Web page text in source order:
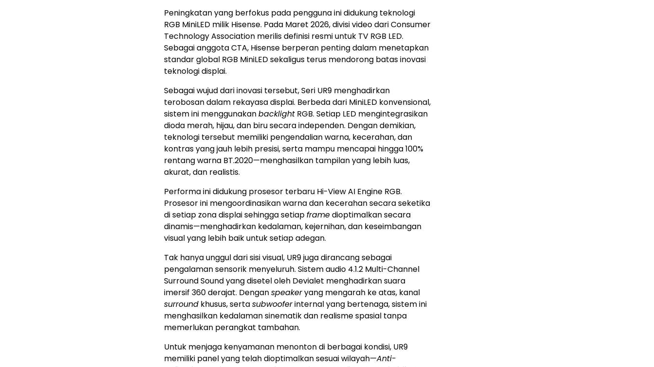
Peningkatan yang berfokus pada pengguna ini didukung teknologi
RGB MiniLED milik Hisense. Pada Maret 2026, divisi video dari Consumer
Technology Association merilis definisi resmi untuk TV RGB LED.
Sebagai anggota CTA, Hisense berperan penting dalam menetapkan
standar global RGB MiniLED sekaligus terus mendorong batas inovasi
teknologi displai.
Sebagai wujud dari inovasi tersebut, Seri UR9 menghadirkan
terobosan dalam rekayasa displai. Berbeda dari MiniLED konvensional,
sistem ini menggunakanbacklight RGB. Setiap LED mengintegrasikan
dioda merah, hijau, dan biru secara independen. Dengan demikian,
teknologi tersebut memiliki pengendalian warna, kecerahan, dan
kontras yang jauh lebih presisi, serta mampu mencapai hingga 100%
rentang warna BT.2020—menghasilkan tampilan yang lebih luas,
akurat, dan realistis.
Performa ini didukung prosesor terbaru Hi-View AI Engine RGB.
Prosesor ini mengoordinasikan warna dan kecerahan secara seketika
di setiap zona displai sehingga setiapframedioptimalkan secara
dinamis—menghadirkan kedalaman, kejernihan, dan keseimbangan
visual yang lebih baik untuk setiap adegan.
Tak hanya unggul dari sisi visual, UR9 juga dirancang sebagai
pengalaman sensorik menyeluruh. Sistem audio 4.1.2 Multi-Channel
Surround Sound yang disetel oleh Devialet menghadirkan suara
imersif 360 derajat. Denganspeakeryang mengarah ke atas, kanal
surround khusus, sertasubwooferinternal yang bertenaga, sistem ini
menghasilkan kedalaman sinematik dan realisme spasial tanpa
memerlukan perangkat tambahan.
Untuk menjaga kenyamanan menonton di berbagai kondisi, UR9
memiliki panel yang telah dioptimalkan sesuai wilayah—Anti-